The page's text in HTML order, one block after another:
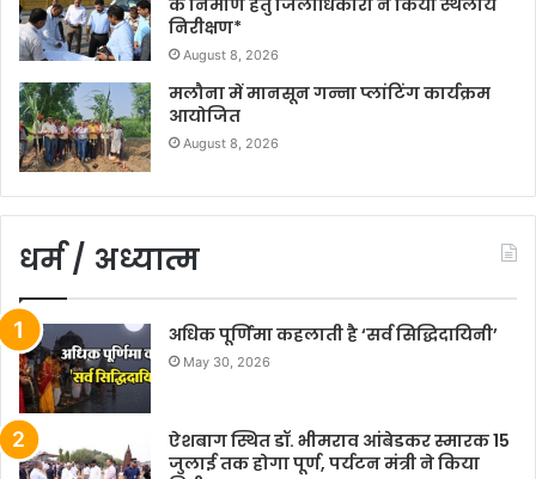
के निर्माण हेतु जिलाधिकारी ने किया स्थलीय
निरीक्षण*
August 8, 2026
मलौना में मानसून गन्ना प्लांटिंग कार्यक्रम
आयोजित
August 8, 2026
धर्म / अध्यात्म
अधिक पूर्णिमा कहलाती है ‘सर्व सिद्धिदायिनी’
May 30, 2026
ऐशबाग स्थित डॉ. भीमराव आंबेडकर स्मारक 15
जुलाई तक होगा पूर्ण, पर्यटन मंत्री ने किया